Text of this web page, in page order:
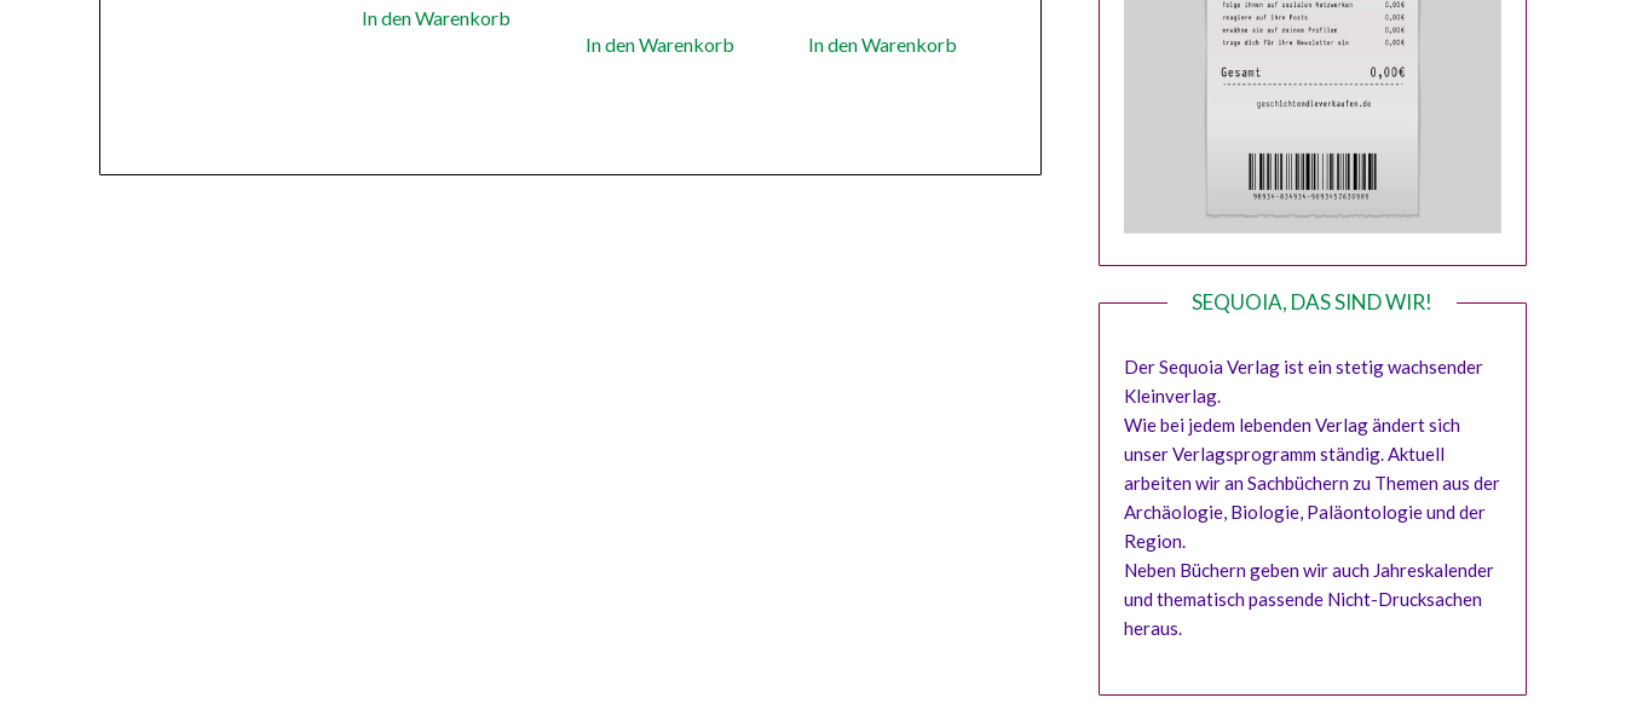
In den Warenkorb
In den Warenkorb In den Warenkorb
SEQUOIA, DAS SIND WIR!
Der Sequoia Verlag ist ein stetig wachsender
Kleinverlag.
Wie bei jedem lebenden Verlag ändert sich
unser Verlagsprogramm ständig. Aktuell
arbeiten wir an Sachbüchern zu Themen aus der
Archäologie, Biologie, Paläontologie und der
Region.
Neben Büchern geben wir auch Jahreskalender
und thematisch passende Nicht-Drucksachen
heraus.